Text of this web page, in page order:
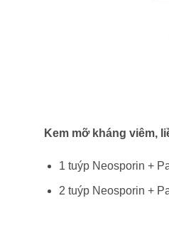
Kem mỡ kháng viêm,
1 tuýp Neosporin +
2 tuýp Neosporin +